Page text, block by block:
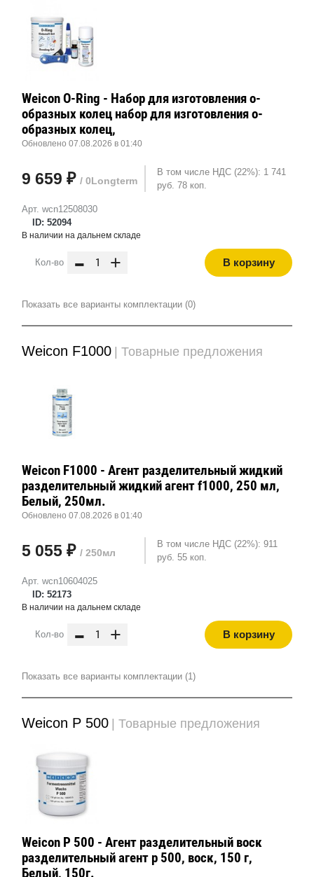
Арт. wcn12508030
ID: 52094
Weicon O-Ring - Набор для изготовления о-
образных колец набор для изготовления о-
образных колец,
Обновлено 07.08.2026 в 01:40
9 659 ₽ / 0Longterm
В том числе НДС (22%): 1 741
руб. 78 коп.
В наличии на дальнем складе
Кол-во - + В корзину
Показать все варианты комплектации (0)
Weicon F1000 | Товарные предложения
Арт. wcn10604025
ID: 52173
Weicon F1000 - Агент разделительный жидкий
разделительный жидкий агент f1000, 250 мл,
Белый, 250мл.
Обновлено 07.08.2026 в 01:40
5 055 ₽ / 250мл
В том числе НДС (22%): 911
руб. 55 коп.
В наличии на дальнем складе
Кол-во - + В корзину
Показать все варианты комплектации (1)
Weicon Р 500 | Товарные предложения
Weicon Р 500 - Агент разделительный воск
разделительный агент р 500, воск, 150 г,
Белый, 150г.